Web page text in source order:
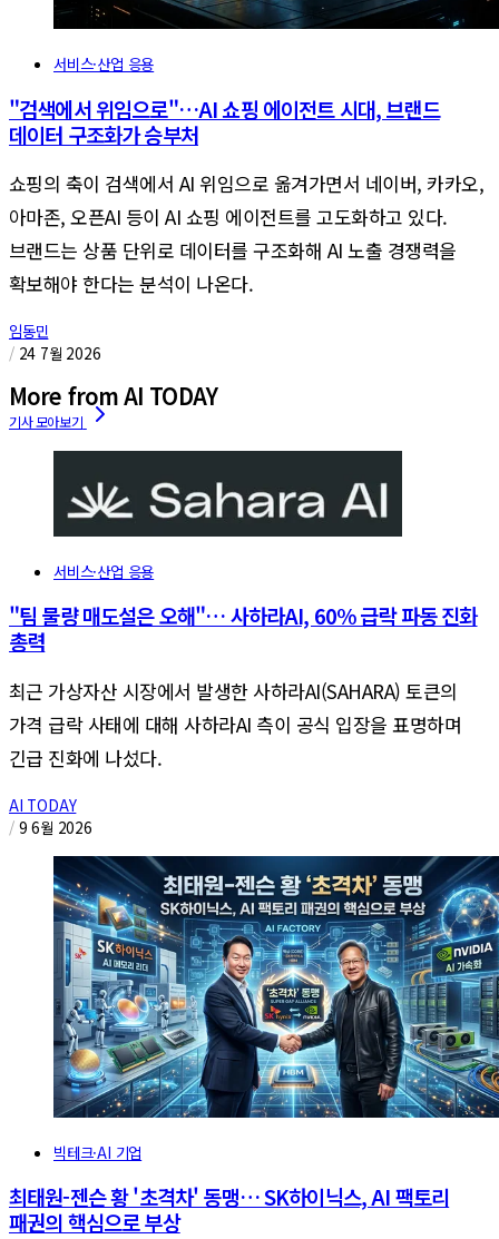
서비스·산업 응용
"검색에서 위임으로"…AI 쇼핑 에이전트 시대, 브랜드
데이터 구조화가 승부처
쇼핑의 축이 검색에서 AI 위임으로 옮겨가면서 네이버, 카카오,
아마존, 오픈AI 등이 AI 쇼핑 에이전트를 고도화하고 있다.
브랜드는 상품 단위로 데이터를 구조화해 AI 노출 경쟁력을
확보해야 한다는 분석이 나온다.
임동민
/ 24 7월 2026
More from AI TODAY
서비스·산업 응용
"팀 물량 매도설은 오해"… 사하라AI, 60% 급락 파동 진화
총력
최근 가상자산 시장에서 발생한 사하라AI(SAHARA) 토큰의
가격 급락 사태에 대해 사하라AI 측이 공식 입장을 표명하며
긴급 진화에 나섰다.
AI TODAY
/ 9 6월 2026
빅테크·AI 기업
최태원-젠슨 황 '초격차' 동맹… SK하이닉스, AI 팩토리
패권의 핵심으로 부상